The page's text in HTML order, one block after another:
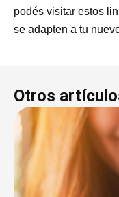
podés visitar estos
se adapten a tu
Otros